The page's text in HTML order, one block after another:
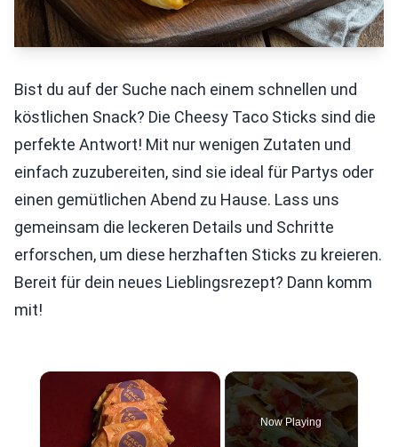
Bist du auf der Suche nach einem schnellen und
köstlichen Snack? Die Cheesy Taco Sticks sind die
perfekte Antwort! Mit nur wenigen Zutaten und
einfach zuzubereiten, sind sie ideal für Partys oder
einen gemütlichen Abend zu Hause. Lass uns
gemeinsam die leckeren Details und Schritte
erforschen, um diese herzhaften Sticks zu kreieren.
Bereit für dein neues Lieblingsrezept? Dann komm
mit!
×
Now Playing